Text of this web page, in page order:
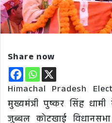
Share now
Himachal Pradesh
मुख्यमंत्री पुष्कर सिंह
जुब्बल कोटखाई